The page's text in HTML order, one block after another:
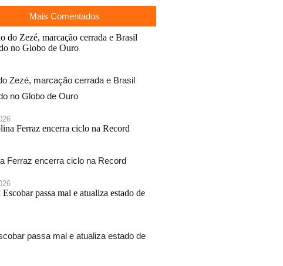
Mais Comentados
Zezé, marcação cerrada e Brasil
no Globo de Ouro
Ferraz encerra ciclo na Record
passa mal e atualiza estado de